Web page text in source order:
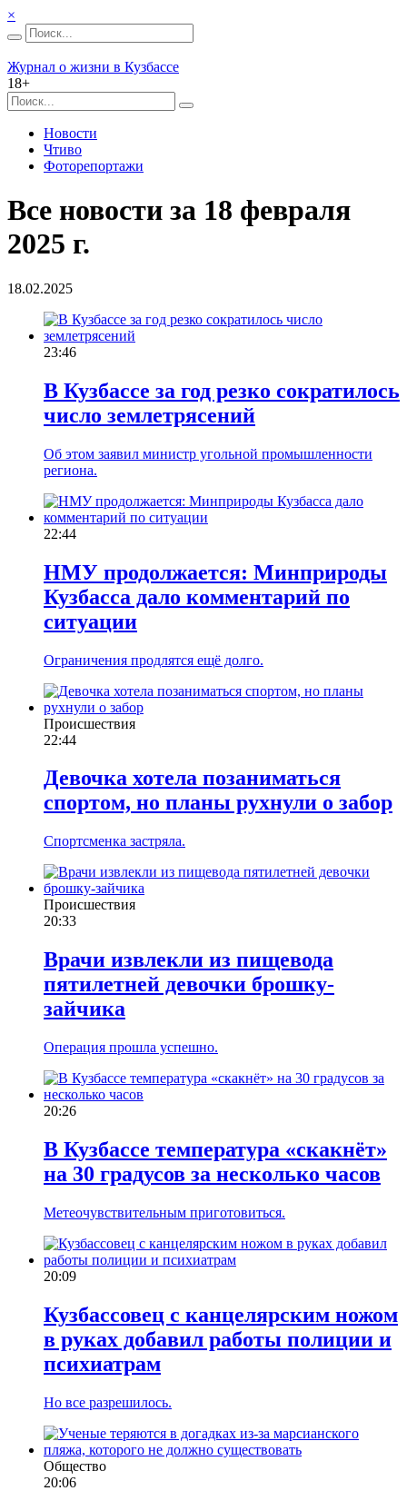
×
Журнал о жизни в Кузбассе
18+
Новости
Чтиво
Фоторепортажи
Все новости за 18 февраля
2025 г.
18.02.2025
23:46
В Кузбассе за год резко сократилось
число землетрясений
Об этом заявил министр угольной промышленности
региона.
22:44
НМУ продолжается: Минприроды
Кузбасса дало комментарий по
ситуации
Ограничения продлятся ещё долго.
Происшествия
22:44
Девочка хотела позаниматься
спортом, но планы рухнули о забор
Спортсменка застряла.
Происшествия
20:33
Врачи извлекли из пищевода
пятилетней девочки брошку-
зайчика
Операция прошла успешно.
20:26
В Кузбассе температура «скакнёт»
на 30 градусов за несколько часов
Метеочувствительным приготовиться.
20:09
Кузбассовец с канцелярским ножом
в руках добавил работы полиции и
психиатрам
Но все разрешилось.
Общество
20:06